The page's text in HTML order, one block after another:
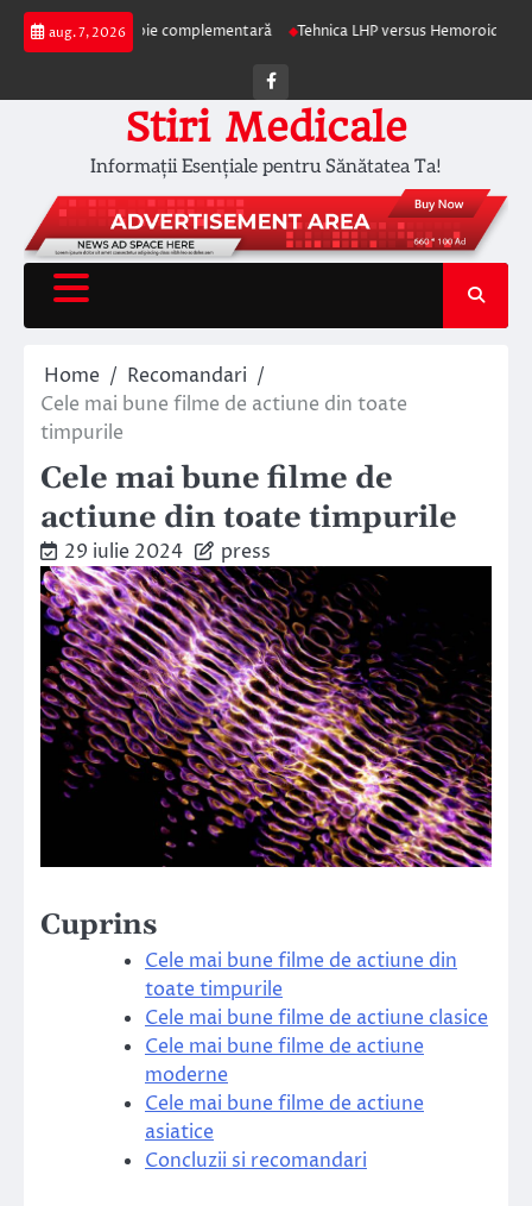
Skip
aug. 7, 2026
ca terapie complementară Tehnica LHP versus Hemoroidectomia
Facebook
Stiri Medicale
Informații Esențiale pentru Sănătatea Ta!
Home
Recomandari
Cele mai bune filme de actiune din toate
timpurile
Cele mai bune filme de
actiune din toate timpurile
29 iulie 2024 press
Cuprins
Cele mai bune filme de actiune din
toate timpurile
Cele mai bune filme de actiune clasice
Cele mai bune filme de actiune
moderne
Cele mai bune filme de actiune
asiatice
Concluzii si recomandari